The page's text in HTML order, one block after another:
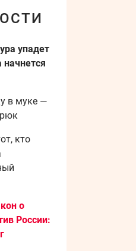
упадет
начнется
в муке —
кто
о
России: